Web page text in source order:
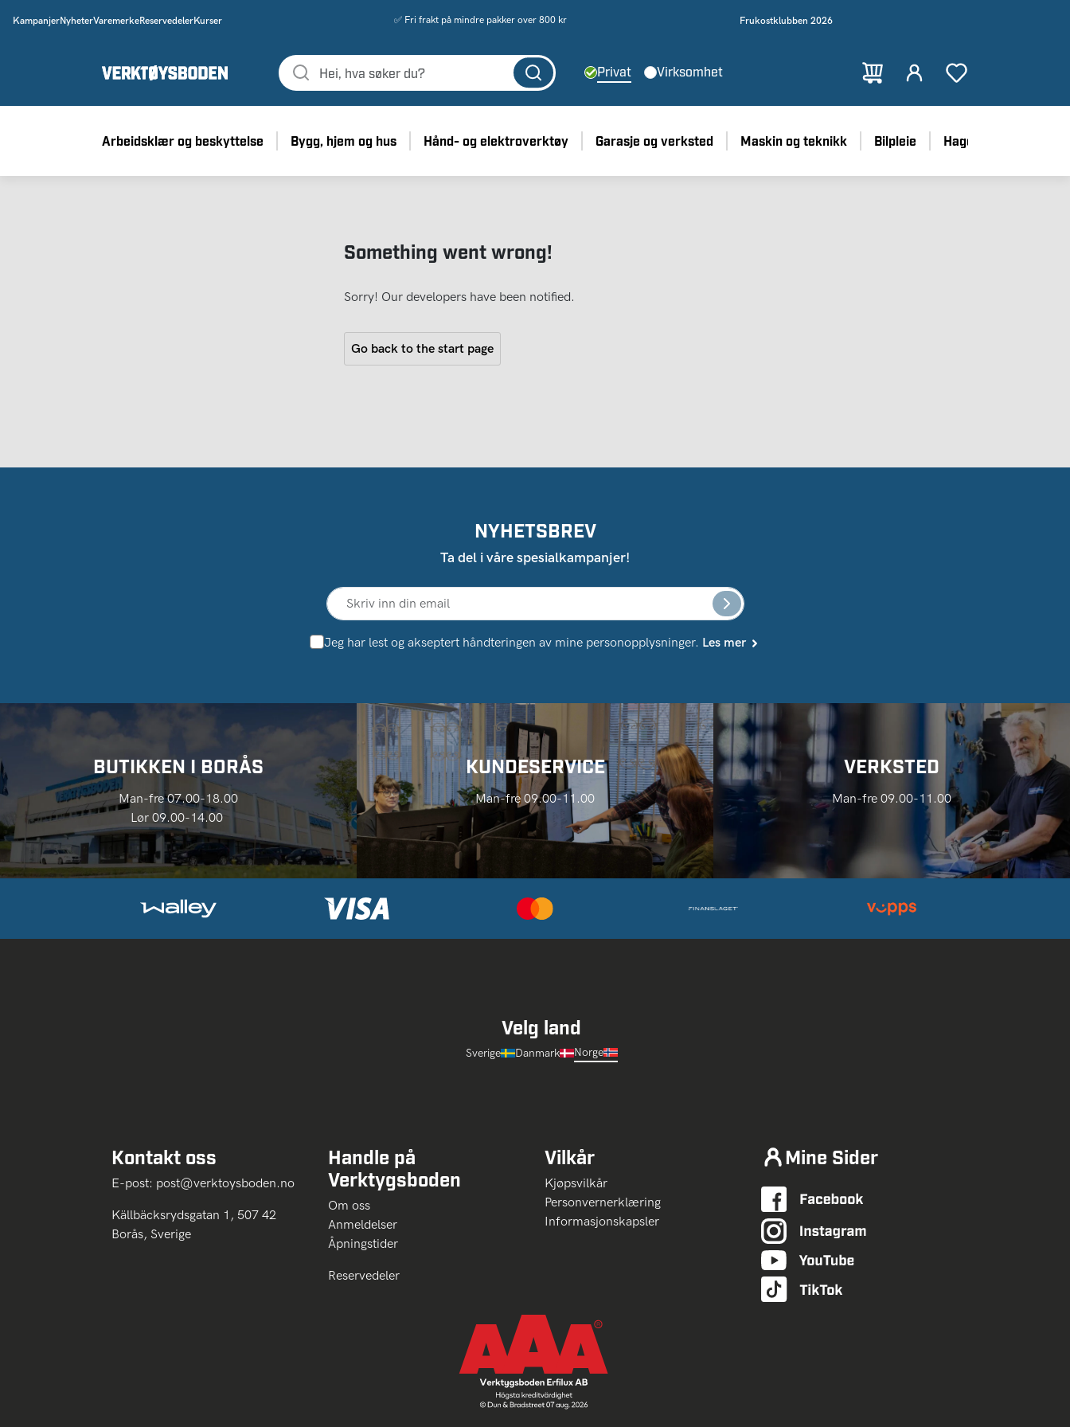
KampanjerNyheterVaremerkeReservedelerKurser ✅ Fri frakt på mindre pakker over 800 kr Frukostklubben 2026
Privat Virksomhet
Arbeidsklær og beskyttelse Bygg, hjem og hus Hånd- og elektroverktøy Garasje og verksted Maskin og teknikk Bilpleie Hage
Something went wrong!
Sorry! Our developers have been notified.
Go back to the start page
NYHETSBREV
Ta del i våre spesialkampanjer!
Jeg har lest og akseptert håndteringen av mine personopplysninger. Les mer
BUTIKKEN I BORÅS
Man-fre 07.00-18.00
Lør 09.00-14.00
KUNDESERVICE
Man-fre 09.00-11.00
VERKSTED
Man-fre 09.00-11.00
Velg land
Sverige Danmark Norge
Kontakt oss
E-post: post@verktoysboden.no
Källbäcksrydsgatan 1, 507 42
Borås, Sverige
Handle på
Verktygsboden
Om oss
Anmeldelser
Åpningstider
Reservedeler
Vilkår
Kjøpsvilkår
Personvernerklæring
Informasjonskapsler
Mine Sider